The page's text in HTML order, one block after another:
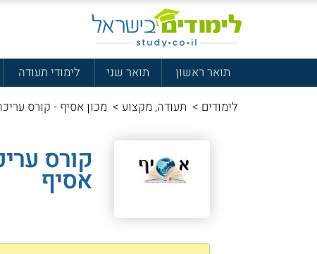
תואר ראשון תואר שני לימודי תעודה
לימודים > תעודה, מקצוע > מכון אסיף - קורס
קורס
אסיף